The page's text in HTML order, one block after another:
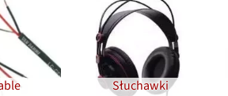
Słuchawki